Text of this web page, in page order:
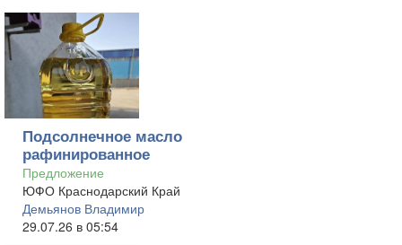
Подсолнечное масло
рафинированное
Предложение
ЮФО Краснодарский Край
Демьянов Владимир
29.07.26 в 05:54